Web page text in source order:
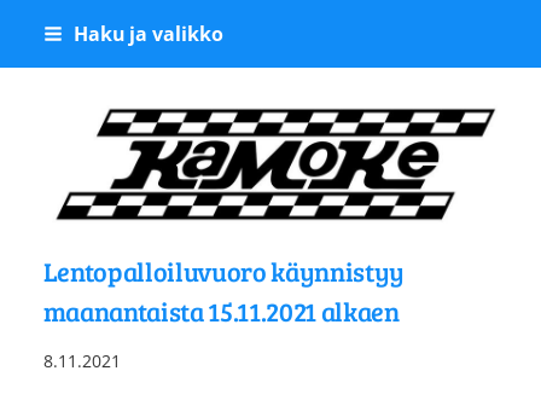
Siirry
Haku ja valikko
Kangasalan
Lentopalloiluvuoro käynnistyy
maanantaista 15.11.2021 alkaen
8.11.2021